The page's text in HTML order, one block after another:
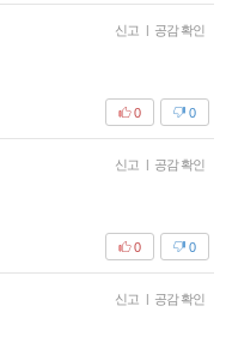
신고 | 공감 확인
0
0
신고 | 공감 확인
0
0
신고 | 공감 확인